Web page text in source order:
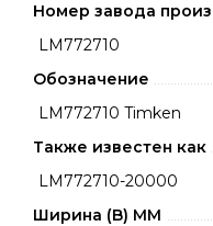
Номер завода
LM772710
Обозначение
LM772710 Timken
Также известен как
LM772710-20000
Ширина (B) MM